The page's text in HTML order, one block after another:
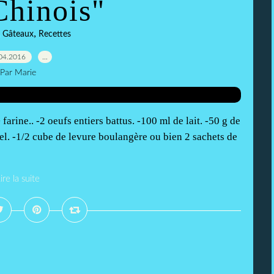
Gâteaux, Recettes
Par Marie
-2 oeufs entiers battus. -100 ml de lait. -50 g de
-1/2 cube de levure boulangère ou bien 2 sachets de
la suite